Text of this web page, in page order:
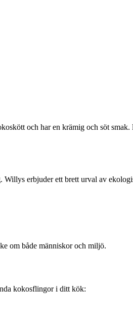
och har en krämig och söt
erbjuder ett brett urval av
om både människor och miljö.
kokosflingor i ditt kök: